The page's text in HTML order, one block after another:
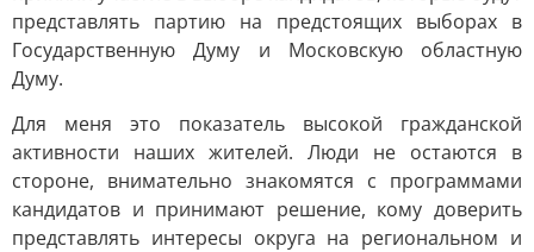
представлять партию на предстоящих выборах в
Государственную Думу и Московскую областную
Думу.
Для меня это показатель высокой гражданской
активности наших жителей. Люди не остаются в
стороне, внимательно знакомятся с программами
кандидатов и принимают решение, кому доверить
представлять интересы округа на региональном и